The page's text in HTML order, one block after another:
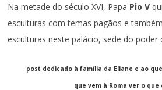
Na metade do século XVI, Papa Pio V
esculturas com temas pagãos e
esculturas neste palácio, sede do poder
post dedicado à família da Eliane e ao
que vem à Roma ver o que